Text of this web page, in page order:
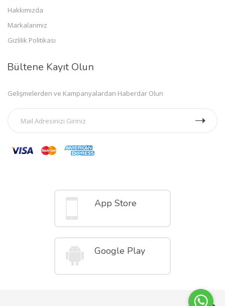
Hakkımızda
Markalarımız
Gizlilik Politikası
Bültene Kayıt Olun
Gelişmelerden ve Kampanyalardan Haberdar Olun
App Store
Google Play